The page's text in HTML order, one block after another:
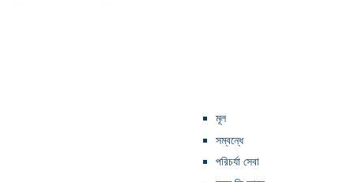
মূল
সম্বন্ধে
পরিচর্যা সেবা